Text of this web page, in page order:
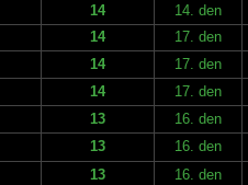
14
14. den
14
17. den
14
17. den
14
17. den
13
16. den
13
16. den
13
16. den